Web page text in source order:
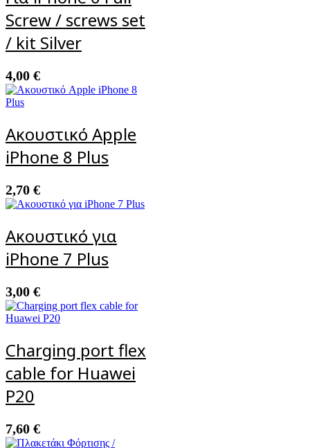
Screw / screws set
/ kit Silver
4,00 €
Ακουστικό Apple
iPhone 8 Plus
2,70 €
Ακουστικό για
iPhone 7 Plus
3,00 €
Charging port flex
cable for Huawei
P20
7,60 €